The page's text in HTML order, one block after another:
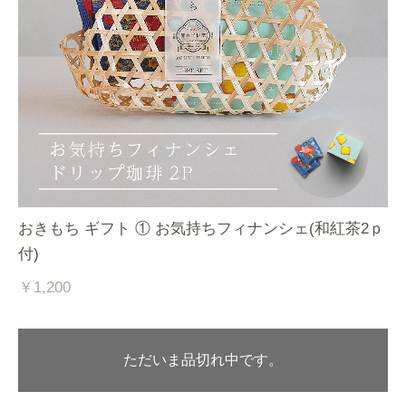
おきもち ギフト ① お気持ちフィナンシェ(和紅茶2ｐ
付)
￥1,200
ただいま品切れ中です。